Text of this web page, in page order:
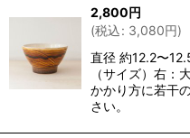
2,800円
(税込: 3,080円)
直径 約12.2〜
（サイズ）右：
かかり方に若干
さい。